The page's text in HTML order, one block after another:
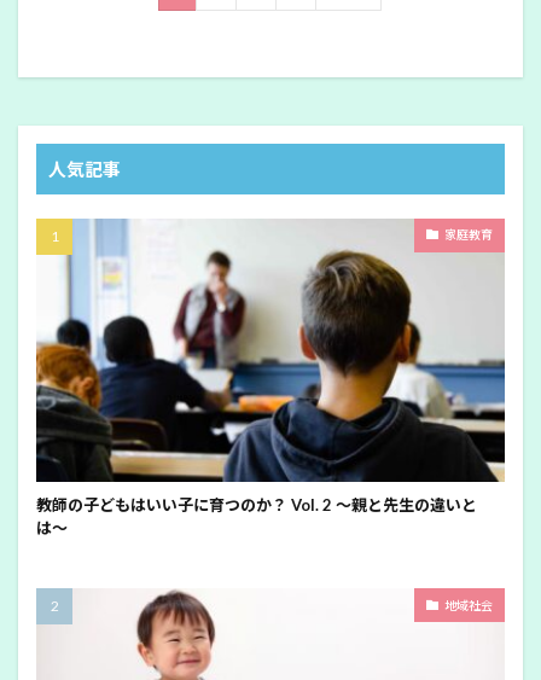
人気記事
家庭教育
教師の子どもはいい子に育つのか？ Vol. 2 〜親と先生の違いと
は〜
地域社会